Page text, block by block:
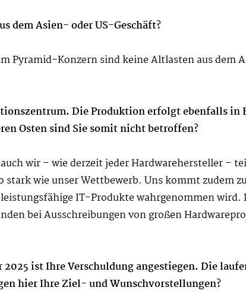
dem Asien- oder US-Geschäft?
Pyramid-Konzern sind keine Altlasten aus dem
Die Produktion erfolgt ebenfalls in
Osten sind Sie somit nicht betroffen?
wir – wie derzeit jeder Hardwarehersteller –
wie unser Wettbewerb. Uns kommt zudem
IT-Produkte wahrgenommen wird.
bei Ausschreibungen von großen
ist Ihre Verschuldung angestiegen. Die
hier Ihre Ziel- und Wunschvorstellungen?